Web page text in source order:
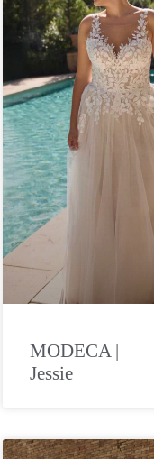
MODECA |
Jessie